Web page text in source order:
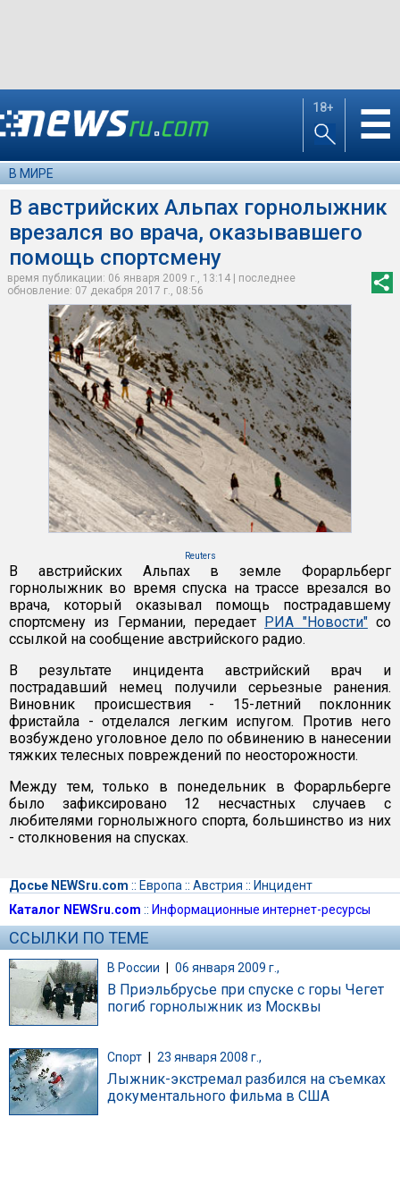
18+ ☰
В МИРЕ
В австрийских Альпах горнолыжник
врезался во врача, оказывавшего
помощь спортсмену
время публикации: 06 января 2009 г., 13:14 | последнее
обновление: 07 декабря 2017 г., 08:56
Reuters
В австрийских Альпах в земле Форарльберг
горнолыжник во время спуска на трассе врезался во
врача, который оказывал помощь пострадавшему
спортсмену из Германии, передает РИА "Новости"со
ссылкой на сообщение австрийского радио.
В результате инцидента австрийский врач и
пострадавший немец получили серьезные ранения.
Виновник происшествия - 15-летний поклонник
фристайла - отделался легким испугом. Против него
возбуждено уголовное дело по обвинению в нанесении
тяжких телесных повреждений по неосторожности.
Между тем, только в понедельник в Форарльберге
было зафиксировано 12 несчастных случаев с
любителями горнолыжного спорта, большинство из них
- столкновения на спусках.
Досье NEWSru.com :: Европа :: Австрия :: Инцидент
Каталог NEWSru.com :: Информационные интернет-ресурсы
ССЫЛКИ ПО ТЕМЕ
В России | 06 января 2009 г.,
В Приэльбрусье при спуске с горы Чегет
погиб горнолыжник из Москвы
Спорт 23 января 2008 г.,
Лыжник-экстремал разбился на съемках
документального фильма в США